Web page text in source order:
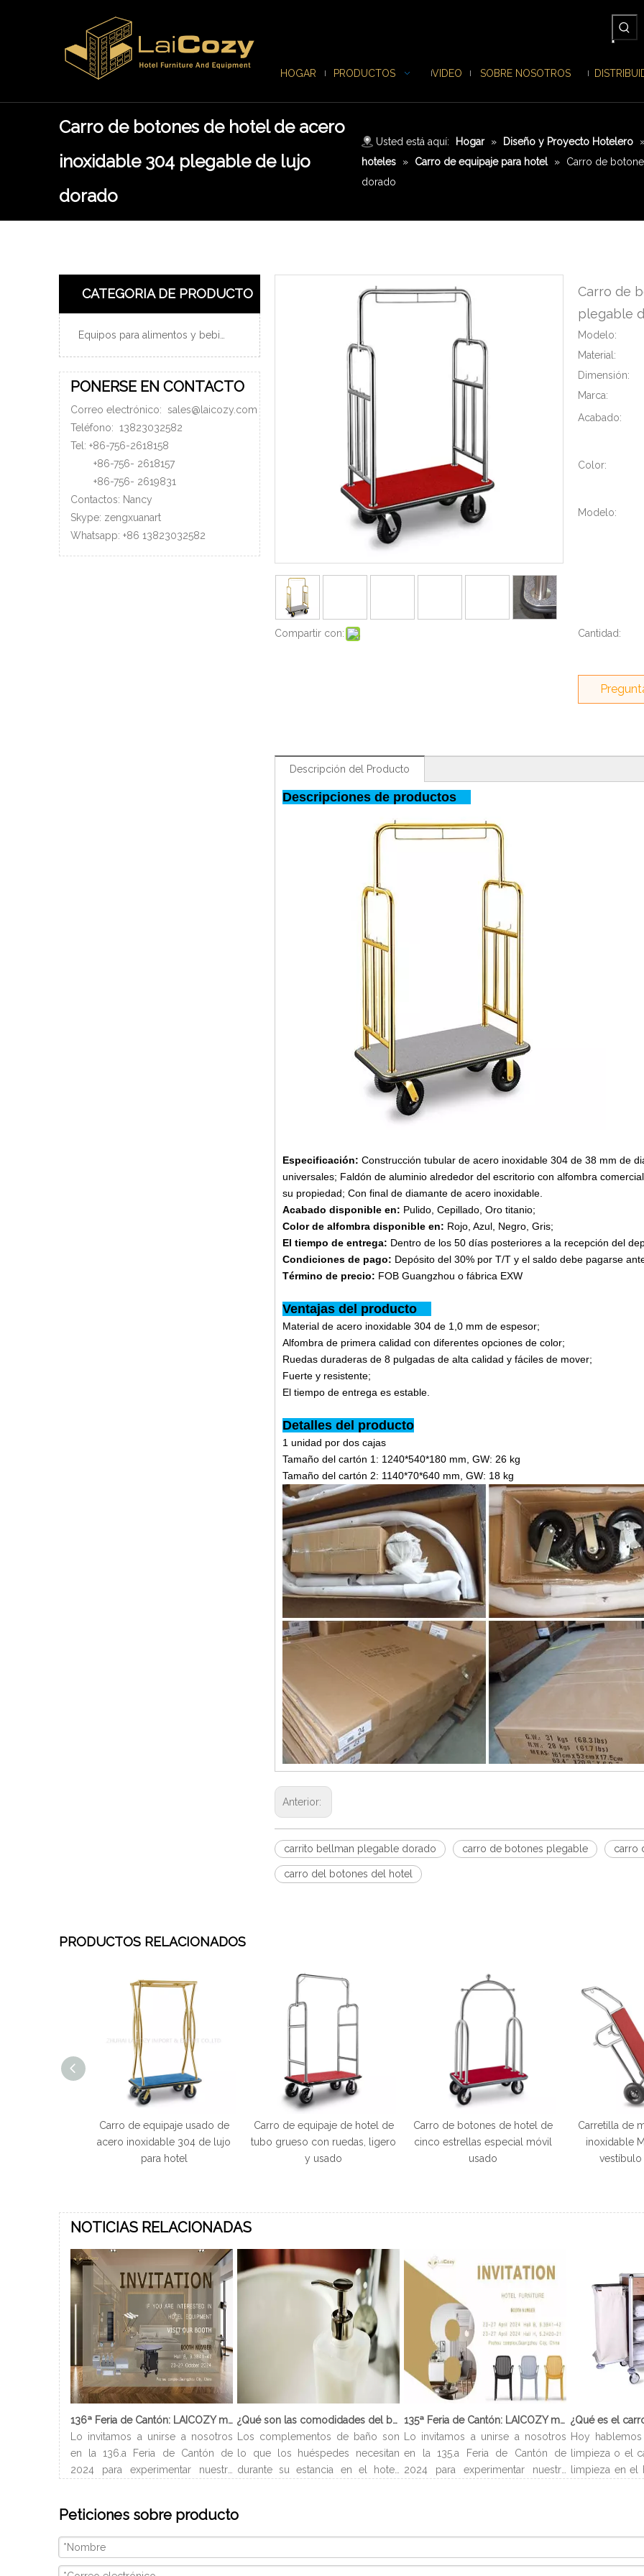
HOGAR PRODUCTOS VIDEO SOBRE NOSOTROS
Carro de botones de hotel de acero
inoxidable 304 plegable de lujo
dorado
Usted está aquí: Hogar » Diseño y Proyecto Hotelero
hoteles
» Carro de equipaje para hotel »
Carro de
dorado
CATEGORIA DE PRODUCTO
PONERSE EN CONTACTO
Correo electrónico: sales@laicozy.com
Teléfono: 13823032582
Tel: +86-756-2618158
+86-756- 2618157
+86-756- 2619831
Contactos: Nancy
Skype: zengxuanart
Whatsapp: +86 13823032582
Compartir con:
Carro de
plegable
Modelo:
Material:
Dimensión:
Marca:
Acabado:
Color:
Modelo:
Cantidad:
Descripción del Producto
Descripciones de productos
Especificación: Construcción tubular de acero inoxidable 304 de 38 mm de
universales; Faldón de aluminio alrededor del escritorio con alfombra
su propiedad; Con final de diamante de acero inoxidable.
Acabado disponible en: Pulido, Cepillado, Oro titanio;
Color de alfombra disponible en: Rojo, Azul, Negro, Gris;
El tiempo de entrega: Dentro de los 50 días posteriores a la recepción del
Condiciones de pago: Depósito del 30% por T/T y el saldo debe pagarse
Término de precio: FOB Guangzhou o fábrica EXW
Ventajas del producto
Material de acero inoxidable 304 de 1,0 mm de espesor;
Alfombra de primera calidad con diferentes opciones de color;
Ruedas duraderas de 8 pulgadas de alta calidad y fáciles de mover;
Fuerte y resistente;
El tiempo de entrega es estable.
Detalles del producto
1 unidad por dos cajas
Tamaño del cartón 1: 1240*540*180 mm, GW: 26 kg
Tamaño del cartón 2: 1140*70*640 mm, GW: 18 kg
Anterior:
carrito bellman plegable dorado carro de botones plegable carro
carro del botones del hotel
PRODUCTOS RELACIONADOS
Carro de equipaje usado de
acero inoxidable 304 de lujo
para hotel
Carro de equipaje de hotel de
tubo grueso con ruedas, ligero
y usado
Carro de botones de hotel de
cinco estrellas especial móvil
usado
Carretilla de
inoxidable
vestíbulo
NOTICIAS RELACIONADAS
136ª Feria de Cantón: LAICOZY muestra el futuro de los muebles de hotel y los artículos de buffet
Lo invitamos a unirse a nosotros
en la 136.a Feria de Cantón de
2024 para experimentar nuestra
Esperamos conectarnos con
profesionales de la industria,
construir nuevas relaciones y
compartir nuestra pasión por la
¿Qué son las comodidades del baño?
Los complementos de baño son
lo que los huéspedes necesitan
durante su estancia en el hotel.
en el baño. Dependiendo del tipo
de habitación, los servicios de
incluir champú pequeño, loción
135ª Feria de Cantón: LAICOZY muestra el futuro de los muebles de hotel y los artículos de buffet
Lo invitamos a unirse a nosotros
en la 135.a Feria de Cantón de
2024 para experimentar nuestra
profesionales de la industria,
compartir nuestra pasión por la
Hoy
limpieza o el
limpieza en el
suministros
número
Peticiones sobre producto